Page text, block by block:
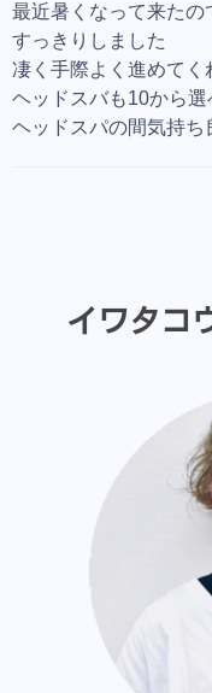
最近暑くなって来たの
すっきりしました
凄く手際よく進めてく
ヘッドスバも10から
ヘッドスパの間気持ち
イワタコ